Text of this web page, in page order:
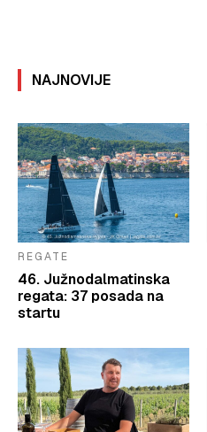
NAJNOVIJE
REGATE
46. Južnodalmatinska
regata: 37 posada na
startu